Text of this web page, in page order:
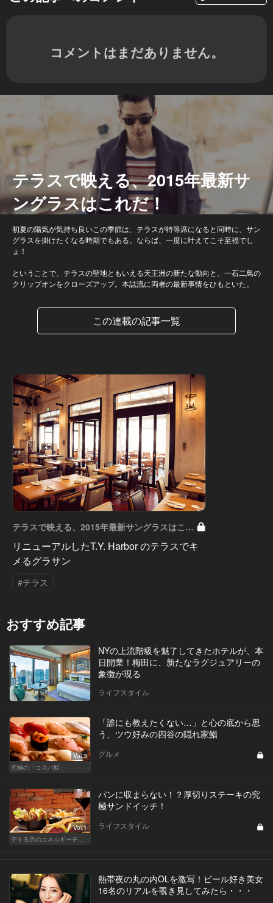
コメントはまだありません。
テラスで映える、2015年最新サ
ングラスはこれだ！
初夏の陽気が気持ち良いこの季節は、テラスが特等席になると同時に、サン
グラスを掛けたくなる時期でもある。ならば、一度に叶えてこそ至福でし
ょ！
ということで、テラスの聖地ともいえる天王洲の新たな動向と、一石二鳥の
クリップオンをクローズアップ。本誌流に両者の最新事情をひもといた。
この連載の記事一覧
テラスで映える、2015年最新サングラスはこれ
リニューアルしたT.Y. Harbor のテラスでキ
メるグラサン
#テラス
おすすめ記事
NYの上流階級を魅了してきたホテルが、本
日開業！梅田に、新たなラグジュアリーの
象徴が現る
ライフスタイル
Vol.3
究極の「コスパ鮨」
「誰にも教えたくない…」と心の底から思
う、ツウ好みの四谷の隠れ家鮨
グルメ
Vol.1
デキる男のエネルギーチャージ POWER HOTELS ホテルがサンドイッチブームを牽引する！
パンに収まらない！？厚切りステーキの究
極サンドイッチ！
ライフスタイル
熱帯夜の丸の内OLを激写！ビール好き美女
16名のリアルを覗き見してみたら・・・